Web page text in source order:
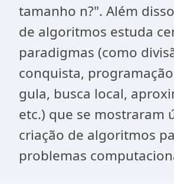
tamanho n?". Além
de algoritmos estuda
paradigmas (como
conquista,
gula, busca local,
etc.) que se mostraram
criação de algoritmos
problemas